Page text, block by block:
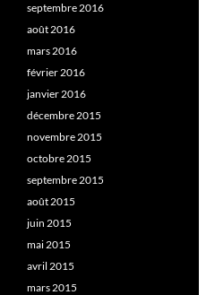
septembre 2016
août 2016
mars 2016
février 2016
janvier 2016
décembre 2015
novembre 2015
octobre 2015
septembre 2015
août 2015
juin 2015
mai 2015
avril 2015
mars 2015